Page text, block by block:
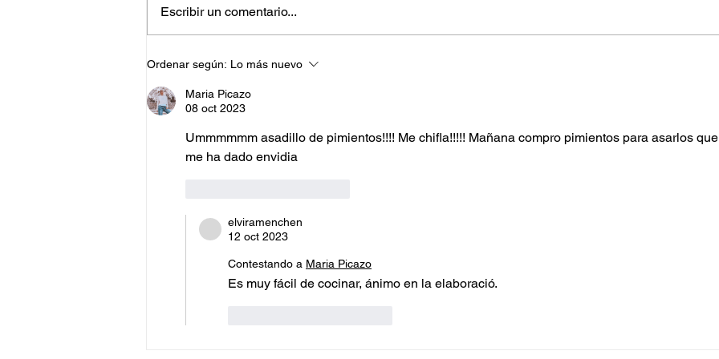
Pimientos del piquillo
rellenos de calamar
Escribir un comentario...
Ordenar según: Lo más nuevo
Maria Picazo
08 oct 2023
Ummmmmm asadillo de pimientos!!!! Me chifla!!!!! Mañana compro pimientos para asarlos que
me ha dado envidia
elviramenchen
12 oct 2023
Contestando a Maria Picazo
Es muy fácil de cocinar, ánimo en la elaboració.